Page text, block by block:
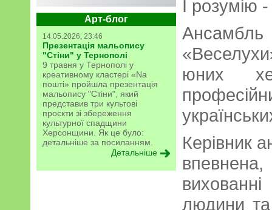
Арт-блог
14.05.2026, 23:46
Презентація мальопису
"Стіни" у Тернополі
9 травня у Тернополі у
креативному кластері «Na
пошті» пройшла презентація
мальопису "Стіни", який
представив три культові
проєкти зі збереження
культурної спадщини
Херсонщини. Як це було:
детальніше за посиланням.
Детальніше
І розумію
юних
Керівник
людини та